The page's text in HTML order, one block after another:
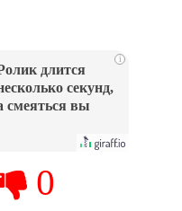
i
длится
секунд,
смеяться вы
0